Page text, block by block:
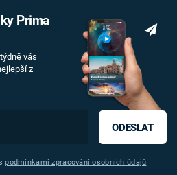
Prima
vás
z
ODESLAT
podmínkami zpracování osobních údajů